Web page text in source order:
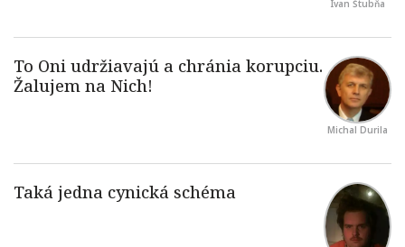
Ivan Štubňa
Michal Durila